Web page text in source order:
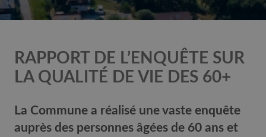
RAPPORT DE L’ENQUÊTE SUR
LA QUALITÉ DE VIE DES 60+
La Commune a réalisé une vaste enquête
auprès des personnes âgées de 60 ans et